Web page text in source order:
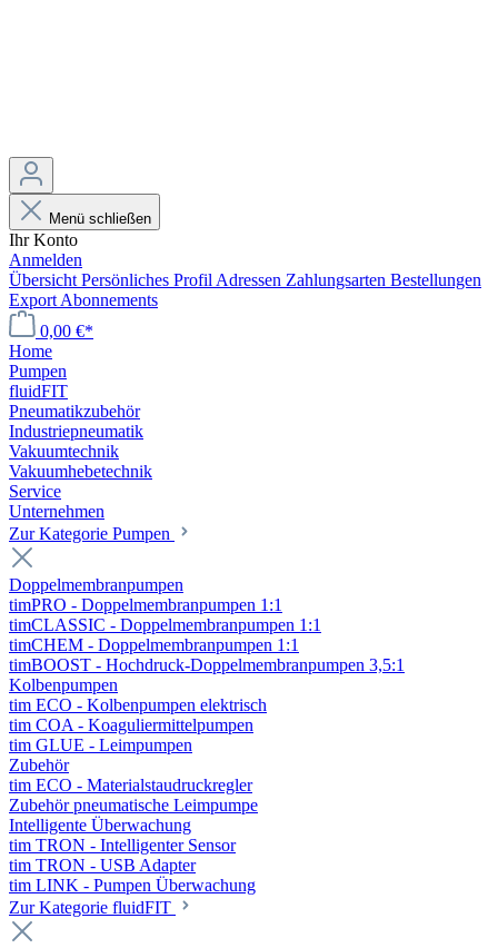
Menü schließen
Ihr Konto
Anmelden
Übersicht Persönliches Profil Adressen Zahlungsarten Bestellungen
Export Abonnements
0,00 €*
Home
Pumpen
fluidFIT
Pneumatikzubehör
Industriepneumatik
Vakuumtechnik
Vakuumhebetechnik
Service
Unternehmen
Zur Kategorie Pumpen
Doppelmembranpumpen
timPRO - Doppelmembranpumpen 1:1
timCLASSIC - Doppelmembranpumpen 1:1
timCHEM - Doppelmembranpumpen 1:1
timBOOST - Hochdruck-Doppelmembranpumpen 3,5:1
Kolbenpumpen
tim ECO - Kolbenpumpen elektrisch
tim COA - Koaguliermittelpumpen
tim GLUE - Leimpumpen
Zubehör
tim ECO - Materialstaudruckregler
Zubehör pneumatische Leimpumpe
Intelligente Überwachung
tim TRON - Intelligenter Sensor
tim TRON - USB Adapter
tim LINK - Pumpen Überwachung
Zur Kategorie fluidFIT